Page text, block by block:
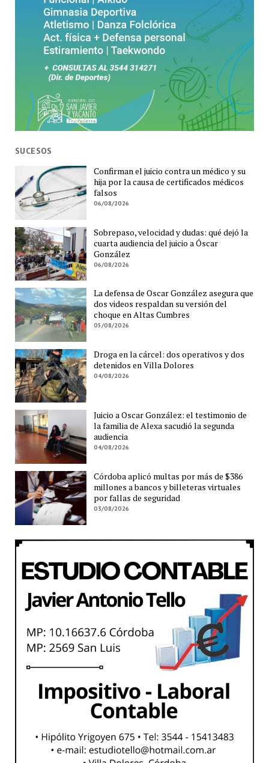
SUCESOS
Confirman el juicio contra un médico y su
hija por la causa de certificados médicos
falsos
06/08/2026
Sobrepaso, velocidad y dudas: qué dejó la
cuarta audiencia del juicio a Óscar
González
06/08/2026
La defensa de Oscar González asegura que
dos videos respaldan su versión del
choque en Altas Cumbres
05/08/2026
Droga en la cárcel: dos operativos y dos
detenidos en Villa Dolores
04/08/2026
Juicio a Oscar González: el testimonio de
la familia de Alexa sacudió la segunda
audiencia
04/08/2026
Córdoba aplicó multas por más de $386
millones a bancos y billeteras virtuales
por fallas de seguridad
03/08/2026